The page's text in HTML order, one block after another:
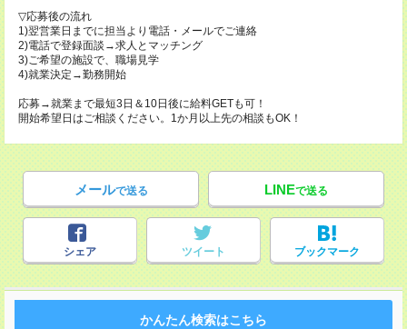
▽応募後の流れ
1)翌営業日までに担当より電話・メールでご連絡
2)電話で登録面談→求人とマッチング
3)ご希望の施設で、職場見学
4)就業決定→勤務開始
応募→就業まで最短3日＆10日後に給料GETも可！
開始希望日はご相談ください。1か月以上先の相談もOK！
メールで送る LINEで送る
シェア ツイート ブックマーク
かんたん検索はこちら